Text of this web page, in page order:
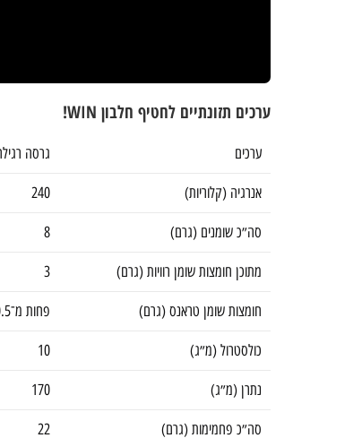
ערכים תזונתיים לחטיף חלבון WIN!
ערכים גרסה רגילה 60-64
אנרגיה (קלוריות) 240
סה״כ שומנים (גרם) 8
מתוכן חומצות שומן רוויות (גרם) 3
חומצות שומן טראנס (גרם) פחות מ־0.5
כולסטרול (מ״ג) 10
נתרן (מ״ג) 170
סה״כ פחמימות (גרם) 22